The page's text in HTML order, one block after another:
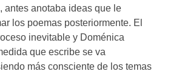
antes anotaba ideas que le
los poemas posteriormente. El
inevitable y Doménica
que escribe se va
más consciente de los temas